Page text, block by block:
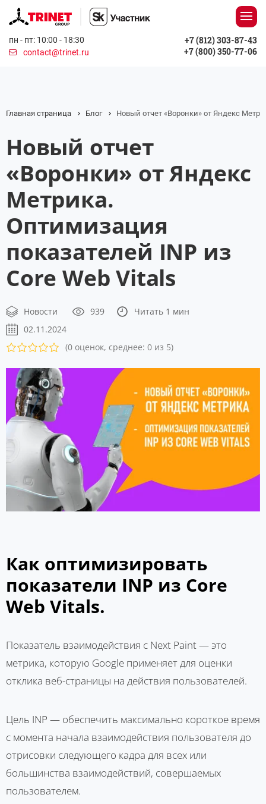
пн - пт: 10:00 - 18:30
contact@trinet.ru
+7 (812) 303-87-43
+7 (800) 350-77-06
Главная страница Блог Новый отчет «Воронки» от Яндекс
Новый отчет
«Воронки» от Яндекс
Метрика.
Оптимизация
показателей INP из
Core Web Vitals
Новости 939
Читать 1 мин
02.11.2024
(0 оценок, среднее: 0 из 5)
Как оптимизировать
показатели INP из Core
Web Vitals.
Показатель взаимодействия с Next Paint — это
метрика, которую Google применяет для оценки
отклика веб-страницы на действия пользователей.
Цель INP — обеспечить максимально короткое время
с момента начала взаимодействия пользователя до
отрисовки следующего кадра для всех или
большинства взаимодействий, совершаемых
пользователем.